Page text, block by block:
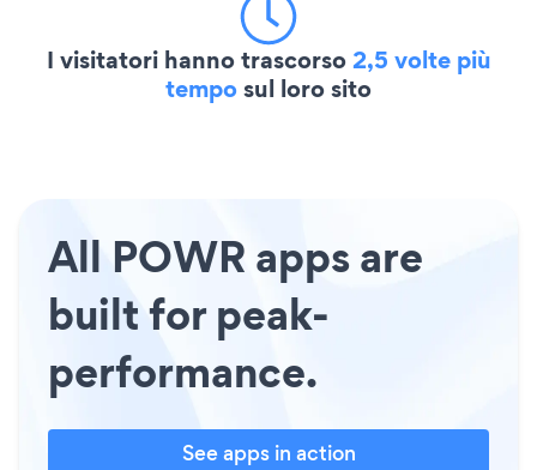
I visitatori hanno trascorso2,5 volte più
temposul loro sito
All POWR apps are
built for peak-
performance.
See apps in action